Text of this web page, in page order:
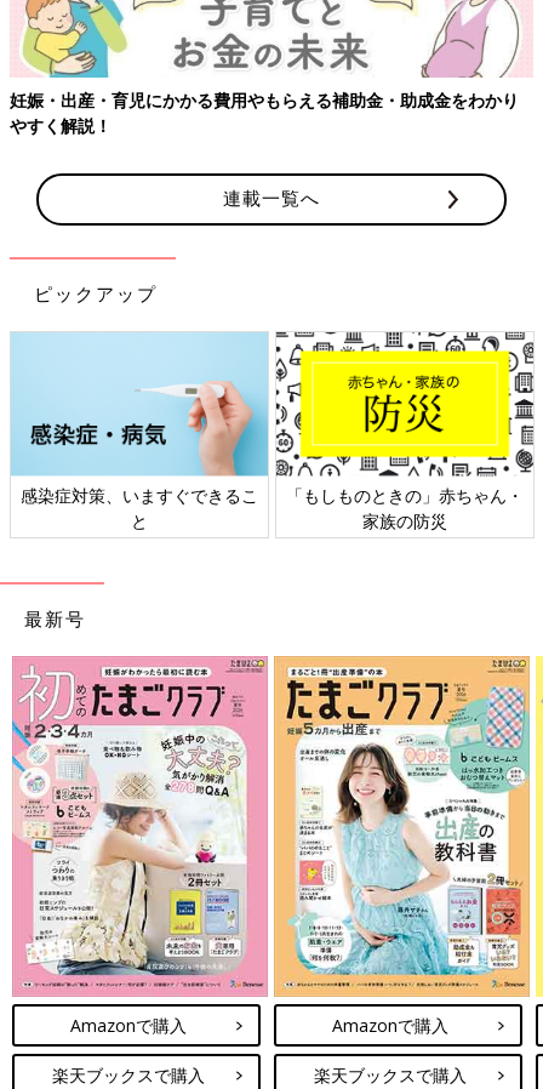
【ワクチン接種できるものも】妊婦の感染症対策、知っておいて！
連載一覧へ
ピックアップ
日本外来小児科学会リーフレッ
ト検討会
六星占術 細木かおりさんの人生
相談
最新号
Amazonで購入
楽天ブックスで購入
Amazonで購入
楽天ブックスで購入